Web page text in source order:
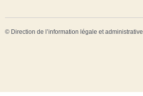
© Direction de l’information légale et administrative